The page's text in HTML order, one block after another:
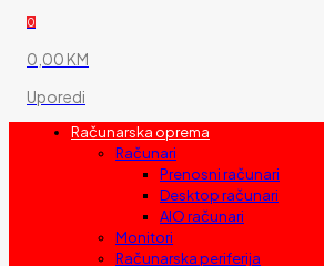
0
0,00 KM
Uporedi
Računarska oprema
Računari
Prenosni računari
Desktop računari
AIO računari
Monitori
Računarska periferija